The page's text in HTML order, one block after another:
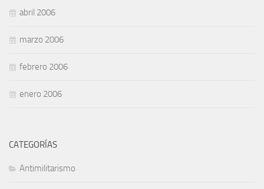
abril 2006
marzo 2006
febrero 2006
enero 2006
CATEGORÍAS
Antimilitarismo